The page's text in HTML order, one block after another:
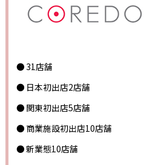
31店舗
日本初出店2店舗
関東初出店5店舗
商業施設初出店10店舗
新業態10店舗